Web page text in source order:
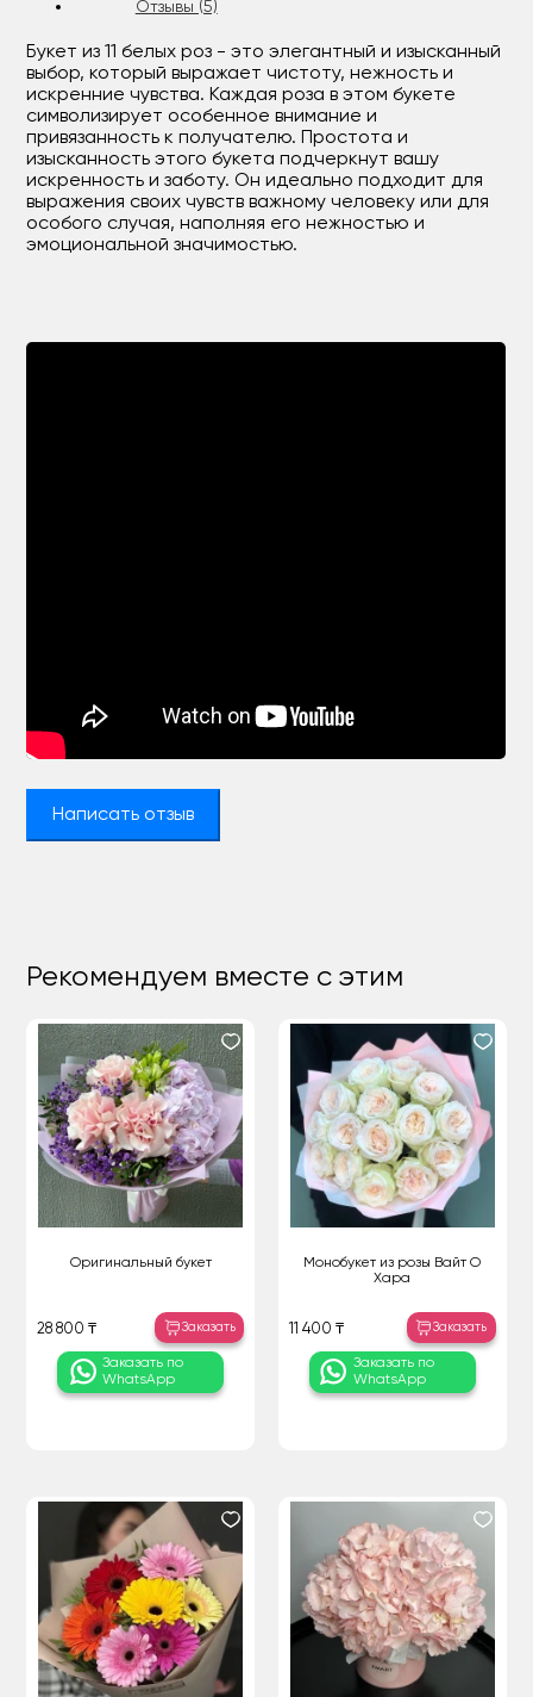
Отзывы (5)
Букет из 11 белых роз - это элегантный и изысканный
выбор, который выражает чистоту, нежность и
искренние чувства. Каждая роза в этом букете
символизирует особенное внимание и
привязанность к получателю. Простота и
изысканность этого букета подчеркнут вашу
искренность и заботу. Он идеально подходит для
выражения своих чувств важному человеку или для
особого случая, наполняя его нежностью и
эмоциональной значимостью.
Написать отзыв
Рекомендуем вместе с этим
Оригинальный букет
28 800 ₸ Заказать
Заказать по
WhatsApp
Монобукет из розы Вайт О
Хара
11 400 ₸ Заказать
Заказать по
WhatsApp